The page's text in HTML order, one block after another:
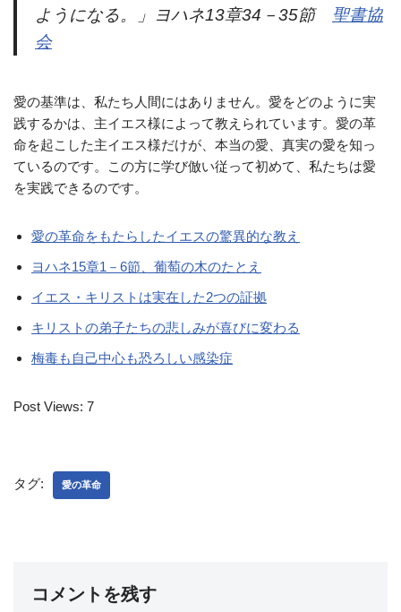
ようになる。」ヨハネ13章34－35節 聖書協
会
愛の基準は、私たち人間にはありません。愛をどのように実
践するかは、主イエス様によって教えられています。愛の革
命を起こした主イエス様だけが、本当の愛、真実の愛を知っ
ているのです。この方に学び倣い従って初めて、私たちは愛
を実践できるのです。
愛の革命をもたらしたイエスの驚異的な教え
ヨハネ15章1－6節、葡萄の木のたとえ
イエス・キリストは実在した2つの証拠
キリストの弟子たちの悲しみが喜びに変わる
梅毒も自己中心も恐ろしい感染症
Post Views: 7
タグ: 愛の革命
コメントを残す